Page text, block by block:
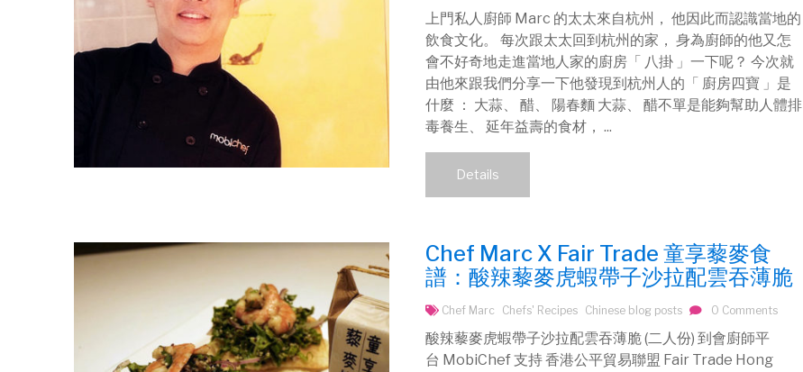
上門私人廚師 Marc 的太太來自杭州， 他因此而認識當地的
飲食文化。 每次跟太太回到杭州的家， 身為廚師的他又怎
會不好奇地走進當地人家的廚房「 八掛 」一下呢？ 今次就
由他來跟我們分享一下他發現到杭州人的「 廚房四寶 」是
什麼 ： 大蒜、 醋、 陽春麵 大蒜、 醋不單是能夠幫助人體排
毒養生、 延年益壽的食材， ...
Details
Chef Marc X Fair Trade 童享藜麥食
譜：酸辣藜麥虎蝦帶子沙拉配雲吞薄脆
Chef Marc Chefs' Recipes Chinese blog posts 0 Comments
酸辣藜麥虎蝦帶子沙拉配雲吞薄脆 (二人份) 到會廚師平
台 MobiChef 支持 香港公平貿易聯盟 Fair Trade Hong